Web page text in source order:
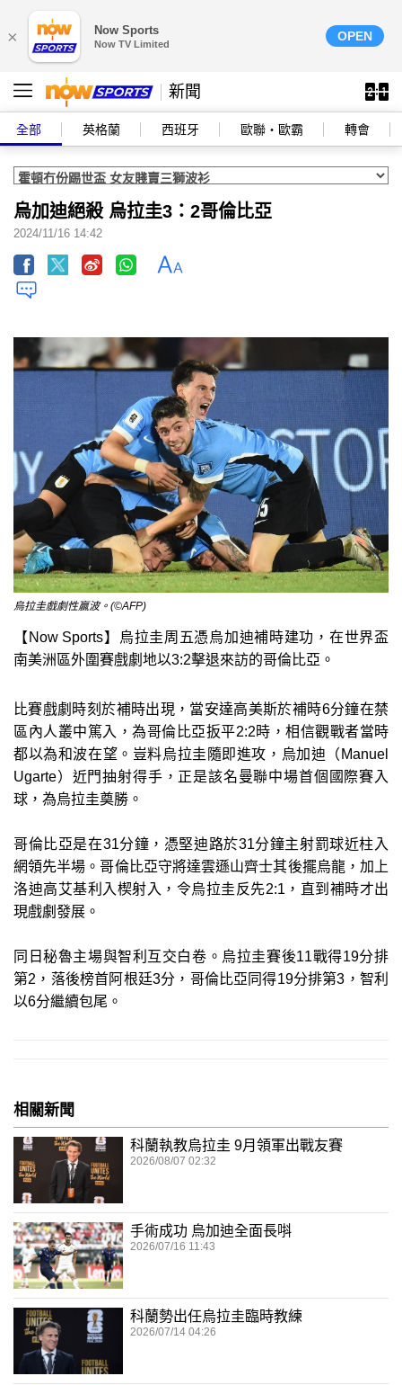
× Now Sports
Now TV Limited
OPEN
新聞
全部 英格蘭 西班牙 歐聯‧歐霸 轉會
烏加迪絕殺 烏拉圭3：2哥倫比亞
2024/11/16 14:42
烏拉圭戲劇性贏波。(©AFP)
【Now Sports】烏拉圭周五憑烏加迪補時建功，在世界盃
南美洲區外圍賽戲劇地以3:2擊退來訪的哥倫比亞。
比賽戲劇時刻於補時出現，當安達高美斯於補時6分鐘在禁
區內人叢中篤入，為哥倫比亞扳平2:2時，相信觀戰者當時
都以為和波在望。豈料烏拉圭隨即進攻，烏加迪（Manuel
Ugarte）近門抽射得手，正是該名曼聯中場首個國際賽入
球，為烏拉圭奠勝。
哥倫比亞是在31分鐘，憑堅迪路於31分鐘主射罰球近柱入
網領先半場。哥倫比亞守將達雲遜山齊士其後擺烏龍，加上
洛迪高艾基利入楔射入，令烏拉圭反先2:1，直到補時才出
現戲劇發展。
同日秘魯主場與智利互交白卷。烏拉圭賽後11戰得19分排
第2，落後榜首阿根廷3分，哥倫比亞同得19分排第3，智利
以6分繼續包尾。
相關新聞
科蘭執教烏拉圭 9月領軍出戰友賽
2026/08/07 02:32
手術成功 烏加迪全面長唞
2026/07/16 11:43
科蘭勢出任烏拉圭臨時教練
2026/07/14 04:26